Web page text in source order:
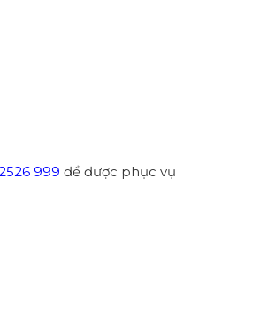
999 để được phục vụ